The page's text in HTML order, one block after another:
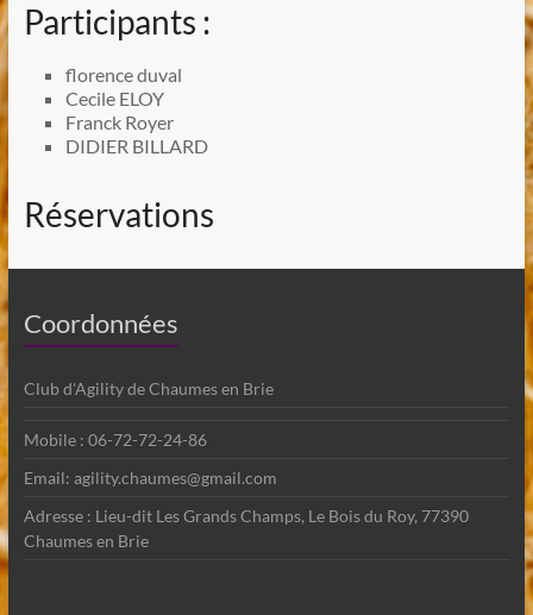
Participants :
florence duval
Cecile ELOY
Franck Royer
DIDIER BILLARD
Réservations
Coordonnées
Club d'Agility de Chaumes en Brie
Mobile : 06-72-72-24-86
Email: agility.chaumes@gmail.com
Adresse : Lieu-dit Les Grands Champs, Le Bois du Roy, 77390
Chaumes en Brie